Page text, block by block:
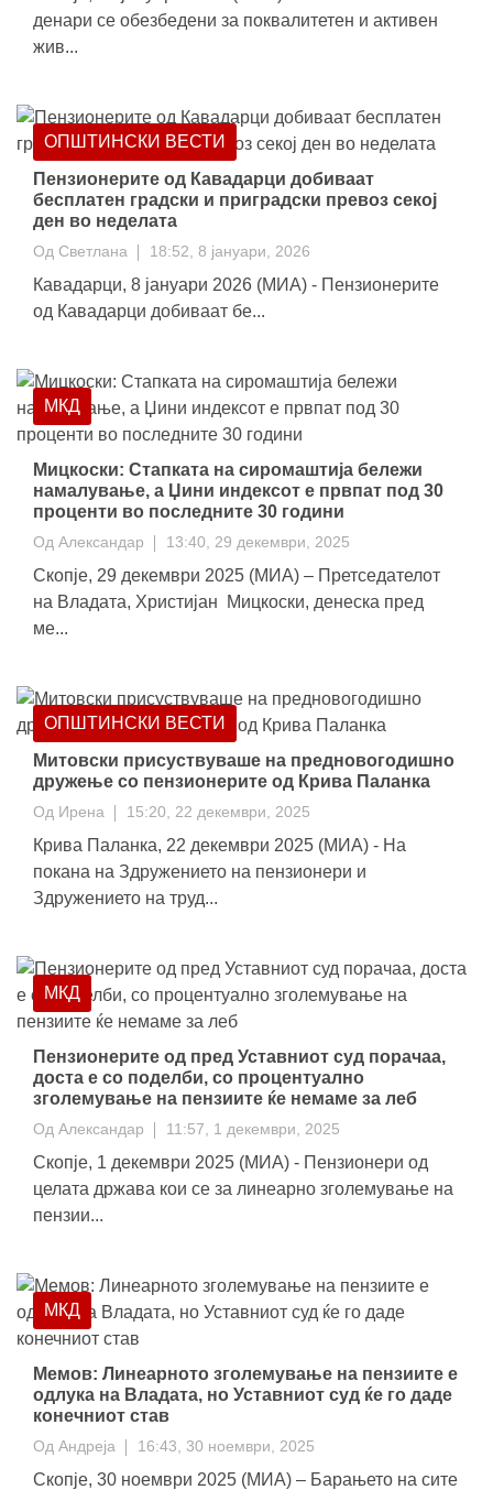
денари се обезбедени за поквалитетен и активен
жив...
ОПШТИНСКИ ВЕСТИ
Пензионерите од Кавадарци добиваат
бесплатен градски и приградски превоз секој
ден во неделата
Од Светлана 18:52, 8 јануари, 2026
Кавадарци, 8 јануари 2026 (МИА) - Пензионерите
од Кавадарци добиваат бе...
МКД
Мицкоски: Стапката на сиромаштија бележи
намалување, а Џини индексот е првпат под 30
проценти во последните 30 години
Од Александар 13:40, 29 декември, 2025
Скопје, 29 декември 2025 (МИА) – Претседателот
на Владата, Христијан Мицкоски, денеска пред
ме...
ОПШТИНСКИ ВЕСТИ
Митовски присуствуваше на предновогодишно
дружење со пензионерите од Крива Паланка
Од Ирена 15:20, 22 декември, 2025
Крива Паланка, 22 декември 2025 (МИА) - На
покана на Здружението на пензионери и
Здружението на труд...
МКД
Пензионерите од пред Уставниот суд порачаа,
доста е со поделби, со процентуално
зголемување на пензиите ќе немаме за леб
Од Александар 11:57, 1 декември, 2025
Скопје, 1 декември 2025 (МИА) - Пензионери од
целата држава кои се за линеарно зголемување на
пензии...
МКД
Мемов: Линеарното зголемување на пензиите е
одлука на Владата, но Уставниот суд ќе го даде
конечниот став
Од Андреја 16:43, 30 ноември, 2025
Скопје, 30 ноември 2025 (МИА) – Барањето на сите